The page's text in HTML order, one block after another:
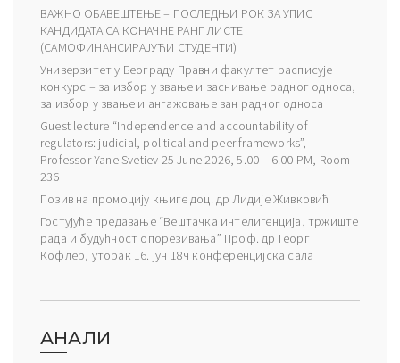
ВАЖНО ОБАВЕШТЕЊЕ – ПОСЛЕДЊИ РОК ЗА УПИС
КАНДИДАТА СА КОНАЧНЕ РАНГ ЛИСТЕ
(САМОФИНАНСИРАЈУЋИ СТУДЕНТИ)
Универзитет у Београду Правни факултет расписује
конкурс – за избор у звање и заснивање радног односа,
за избор у звање и ангажовање ван радног односа
Guest lecture “Independence and accountability of
regulators: judicial, political and peer frameworks”,
Professor Yane Svetiev 25 June 2026, 5.00 – 6.00 PM, Room
236
Позив на промоцију књиге доц. др Лидије Живковић
Гостујуће предавање “Вештачка интелигенција, тржиште
рада и будућност опорезивања” Проф. др Георг
Кофлер, уторак 16. јун 18ч конференцијска сала
АНАЛИ